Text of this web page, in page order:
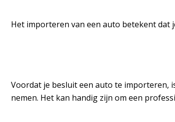
Het importeren van een auto betekent dat
Voordat je besluit een auto te importeren,
nemen. Het kan handig zijn om een